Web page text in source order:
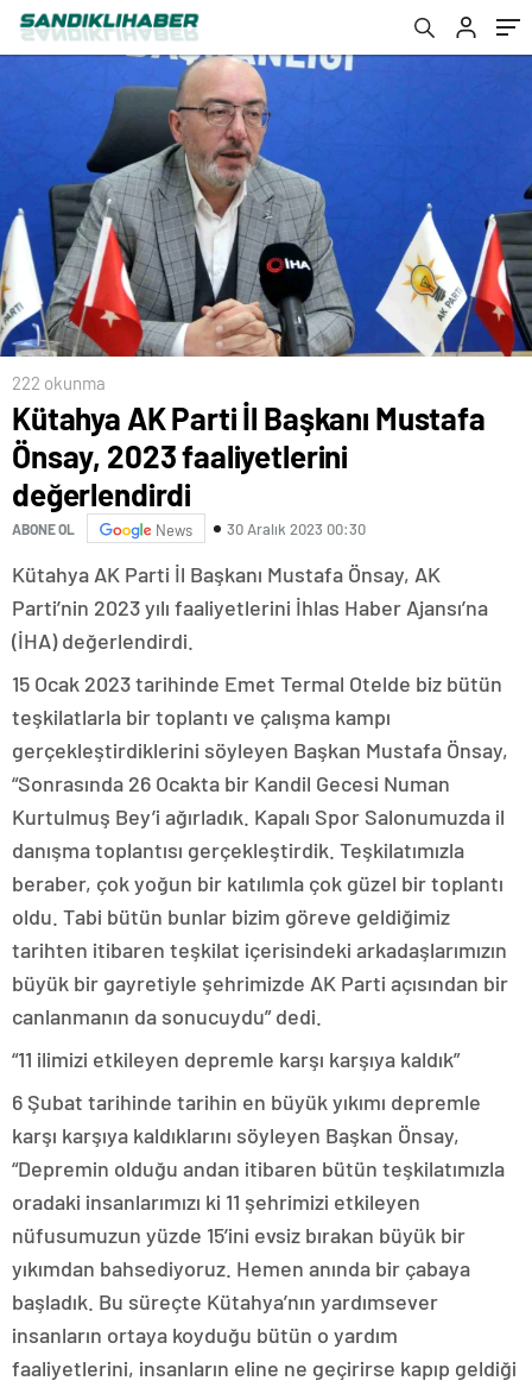
222 okunma
Kütahya AK Parti İl Başkanı Mustafa
Önsay, 2023 faaliyetlerini
değerlendirdi
ABONE OL News 30 Aralık 2023 00:30
Kütahya AK Parti İl Başkanı Mustafa Önsay, AK
Parti’nin 2023 yılı faaliyetlerini İhlas Haber Ajansı’na
(İHA) değerlendirdi.
15 Ocak 2023 tarihinde Emet Termal Otelde biz bütün
teşkilatlarla bir toplantı ve çalışma kampı
gerçekleştirdiklerini söyleyen Başkan Mustafa Önsay,
“Sonrasında 26 Ocakta bir Kandil Gecesi Numan
Kurtulmuş Bey’i ağırladık. Kapalı Spor Salonumuzda il
danışma toplantısı gerçekleştirdik. Teşkilatımızla
beraber, çok yoğun bir katılımla çok güzel bir toplantı
oldu. Tabi bütün bunlar bizim göreve geldiğimiz
tarihten itibaren teşkilat içerisindeki arkadaşlarımızın
büyük bir gayretiyle şehrimizde AK Parti açısından bir
canlanmanın da sonucuydu” dedi.
“11 ilimizi etkileyen depremle karşı karşıya kaldık”
6 Şubat tarihinde tarihin en büyük yıkımı depremle
karşı karşıya kaldıklarını söyleyen Başkan Önsay,
“Depremin olduğu andan itibaren bütün teşkilatımızla
oradaki insanlarımızı ki 11 şehrimizi etkileyen
nüfusumuzun yüzde 15’ini evsiz bırakan büyük bir
yıkımdan bahsediyoruz. Hemen anında bir çabaya
başladık. Bu süreçte Kütahya’nın yardımsever
insanların ortaya koyduğu bütün o yardım
faaliyetlerini, insanların eline ne geçirirse kapıp geldiği